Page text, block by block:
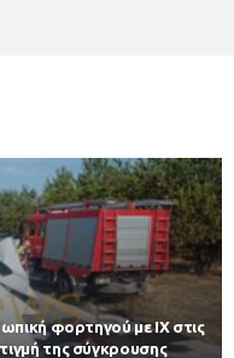
φορτηγού με ΙΧ στις
της σύγκρουσης